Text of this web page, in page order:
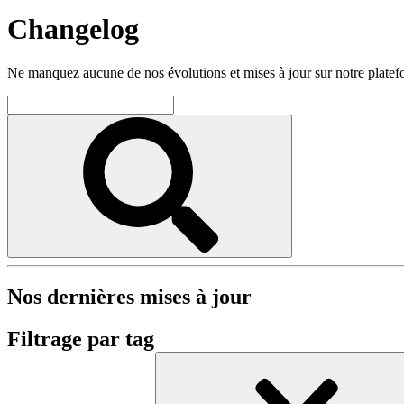
Changelog
Ne manquez aucune de nos évolutions et mises à jour sur notre
Nos dernières mises à jour
Filtrage par tag